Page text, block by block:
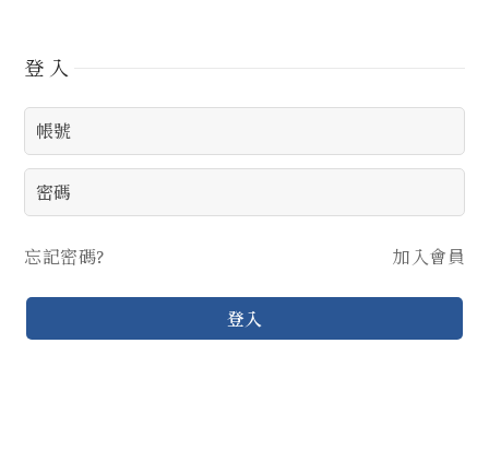
登入
忘記密碼? 加入會員